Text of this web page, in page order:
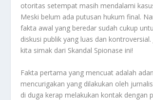
otoritas setempat masih mendalami
Meski belum ada putusan hukum final.
fakta awal yang beredar sudah cukup
diskusi publik yang luas dan kontroversial.
kita simak dari Skandal Spionase ini!
Fakta pertama yang mencuat adalah
mencurigakan yang dilakukan oleh
di duga kerap melakukan kontak dengan